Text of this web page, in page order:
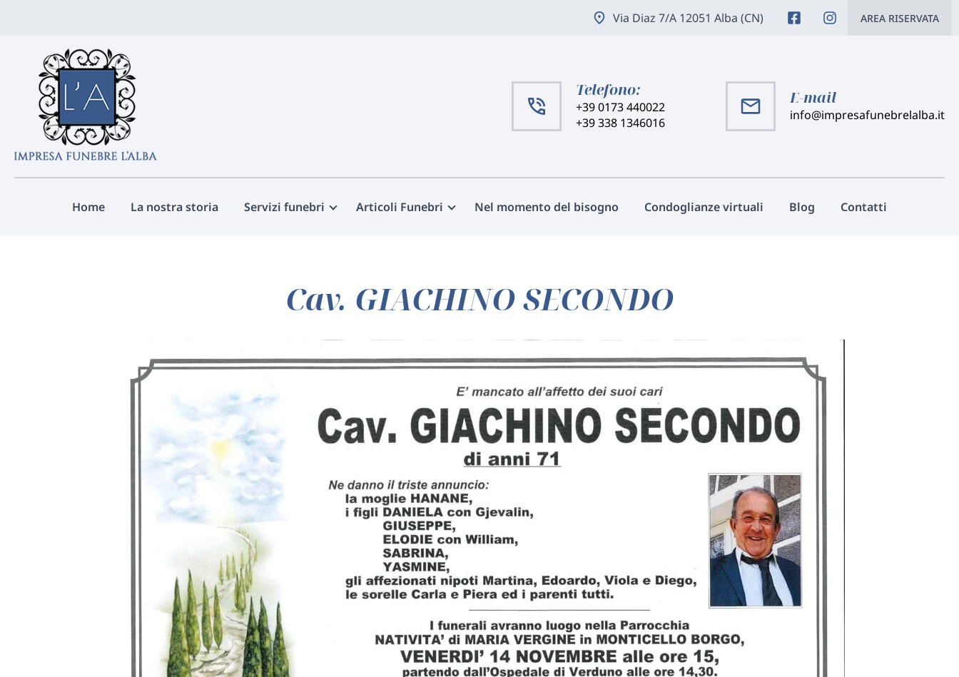
Via Diaz 7/A 12051 Alba (CN) AREA RISERVATA
Telefono:
+39 0173 440022
+39 338 1346016
E-mail
info@impresafunebrelalba.it
Home La nostra storia Servizi funebri Articoli Funebri Nel momento del bisogno Condoglianze virtuali Blog Contatti
Cav. GIACHINO SECONDO